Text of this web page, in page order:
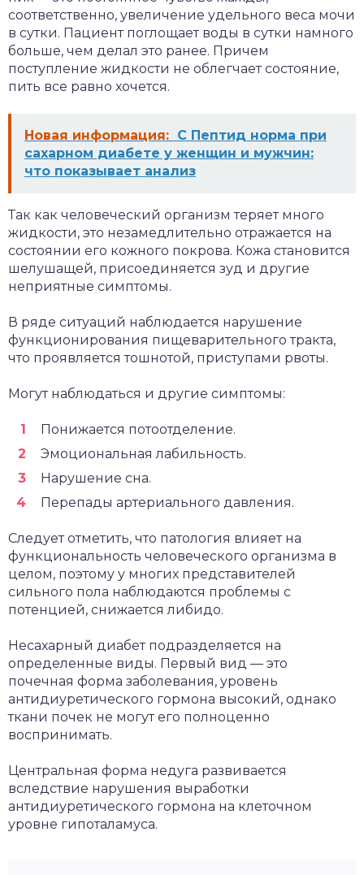
соответственно, увеличение удельного веса мочи
в сутки. Пациент поглощает воды в сутки намного
больше, чем делал это ранее. Причем
поступление жидкости не облегчает состояние,
пить все равно хочется.
Новая информация: С Пептид норма при
сахарном диабете у женщин и мужчин:
что показывает анализ
Так как человеческий организм теряет много
жидкости, это незамедлительно отражается на
состоянии его кожного покрова. Кожа становится
шелушащей, присоединяется зуд и другие
неприятные симптомы.
В ряде ситуаций наблюдается нарушение
функционирования пищеварительного тракта,
что проявляется тошнотой, приступами рвоты.
Могут наблюдаться и другие симптомы:
Понижается потоотделение.
Эмоциональная лабильность.
Нарушение сна.
Перепады артериального давления.
Следует отметить, что патология влияет на
функциональность человеческого организма в
целом, поэтому у многих представителей
сильного пола наблюдаются проблемы с
потенцией, снижается либидо.
Несахарный диабет подразделяется на
определенные виды. Первый вид — это
почечная форма заболевания, уровень
антидиуретического гормона высокий, однако
ткани почек не могут его полноценно
воспринимать.
Центральная форма недуга развивается
вследствие нарушения выработки
антидиуретического гормона на клеточном
уровне гипоталамуса.